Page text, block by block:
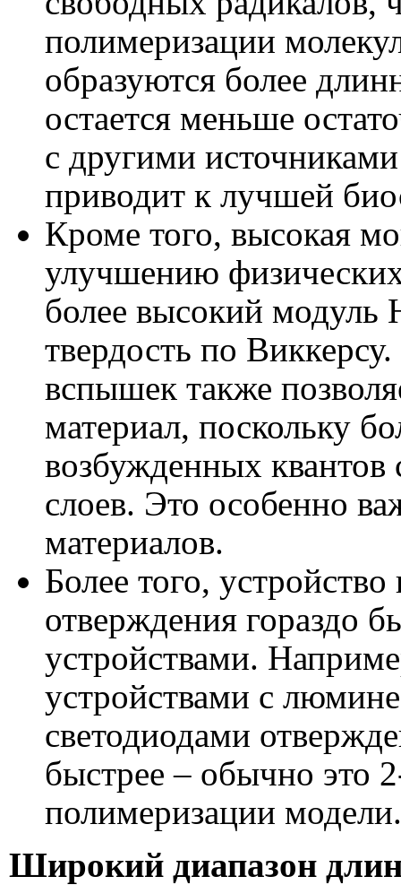
полимеризации
образуются более
остается меньше
с другими
приводит к лучшей
Кроме того, высокая
улучшению физических
более высокий модуль
твердость по
вспышек также
материал, поскольку
возбужденных квантов
слоев. Это особенно
материалов.
Более того,
отверждения гораздо
устройствами.
устройствами с
светодиодами
быстрее – обычно это
полимеризации модели.
Широкий диапазон